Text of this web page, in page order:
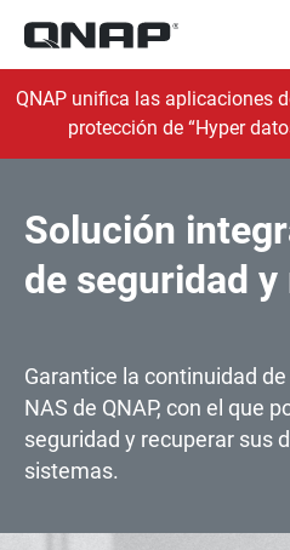
QNAP unifica las aplicaciones
protección de “Hyper
Solución
de seguridad
Garantice la continuidad
NAS de QNAP, con el que
seguridad y recuperar sus
sistemas.